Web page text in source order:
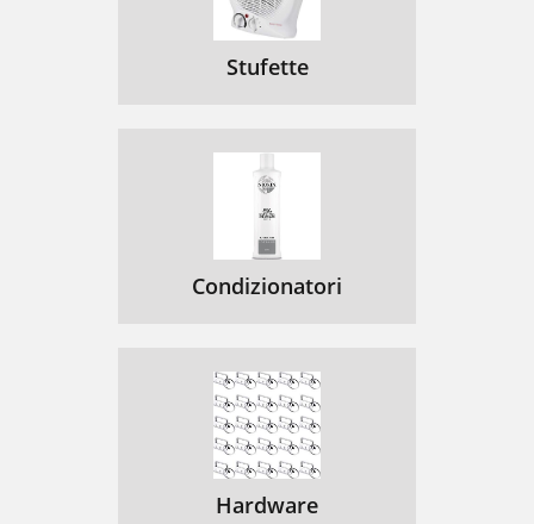
Stufette
Condizionatori
Hardware